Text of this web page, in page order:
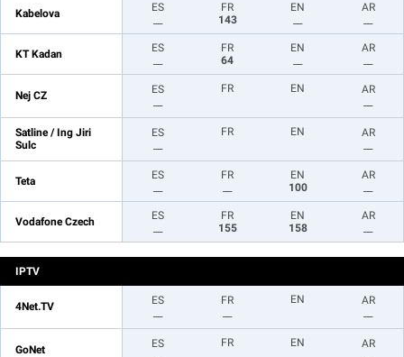
Kabelova
ES
FR
143
EN
AR
KT Kadan
ES
FR
64
EN
AR
Nej CZ
ES
FR EN
AR
Satline / Ing Jiri
Sulc
ES
FR EN
AR
Teta
ES
FR
EN
100
AR
Vodafone Czech
ES
FR
155
EN
158
AR
IPTV
4Net.TV
ES
FR
EN
AR
GoNet
ES
FR EN
AR